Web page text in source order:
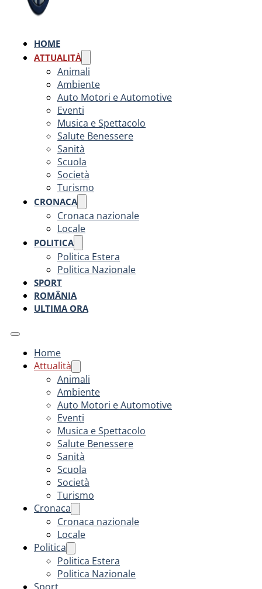
HOME
ATTUALITÀ
Animali
Ambiente
Auto Motori e Automotive
Eventi
Musica e Spettacolo
Salute Benessere
Sanità
Scuola
Società
Turismo
CRONACA
Cronaca nazionale
Locale
POLITICA
Politica Estera
Politica Nazionale
SPORT
ROMÂNIA
ULTIMA ORA
Home
Attualità
Animali
Ambiente
Auto Motori e Automotive
Eventi
Musica e Spettacolo
Salute Benessere
Sanità
Scuola
Società
Turismo
Cronaca
Cronaca nazionale
Locale
Politica
Politica Estera
Politica Nazionale
Sport